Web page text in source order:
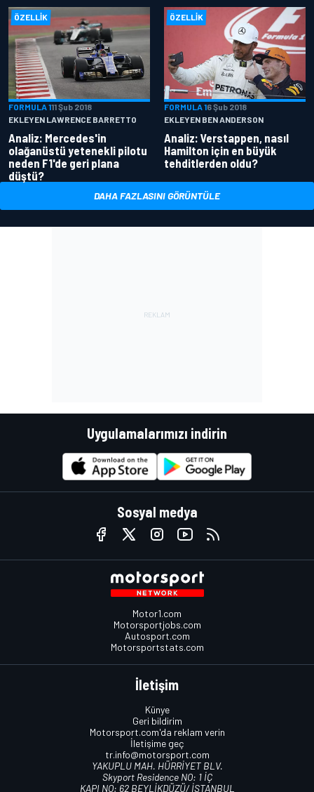
ÖZELLIK
FORMULA 111 Şub 2018
EKLEYEN LAWRENCE BARRETTO
Analiz: Mercedes'in
olağanüstü yetenekli pilotu
neden F1'de geri plana
düştü?
ÖZELLIK
FORMULA 16 Şub 2018
EKLEYEN BEN ANDERSON
Analiz: Verstappen, nasıl
Hamilton için en büyük
tehditlerden oldu?
DAHA FAZLASINI GÖRÜNTÜLE
Uygulamalarımızı indirin
Sosyal medya
Motor1.com
Motorsportjobs.com
Autosport.com
Motorsportstats.com
İletişim
Künye
Geri bildirim
Motorsport.com'da reklam verin
İletişime geç
tr.info@motorsport.com
YAKUPLU MAH. HÜRRİYET BLV.
Skyport Residence NO: 1 İÇ
KAPI NO: 62 BEYLİKDÜZÜ/ İSTANBUL